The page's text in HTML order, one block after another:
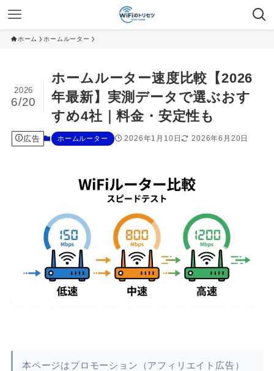
ホーム ホームルーター
ホームルーター速度比較【2026
年最新】実測データで選ぶおす
すめ4社｜料金・安定性も
2026
6/20
広告 ホームルーター 2026年1月10日 2026年6月20日
本ページはプロモーション（アフィリエイト広告）